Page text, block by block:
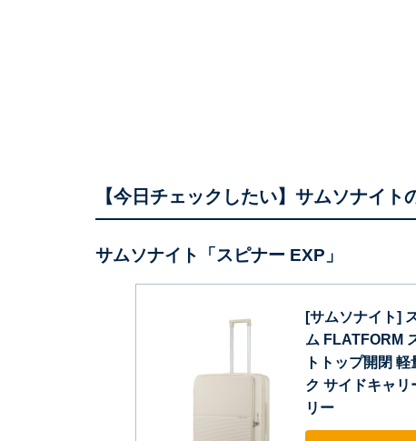
【今日チェックしたい】サムソナイト
サムソナイト「スピナー EXP」
[サムソナイト]
ム FLATFORM
トトップ開閉
ク サイドキャ
リー